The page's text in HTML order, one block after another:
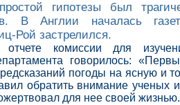
гипотезы был
В Англии началась
Рой застрелился.
комиссии для
говорилось:
погоды на ясную и
обратить внимание ученых
для нее своей